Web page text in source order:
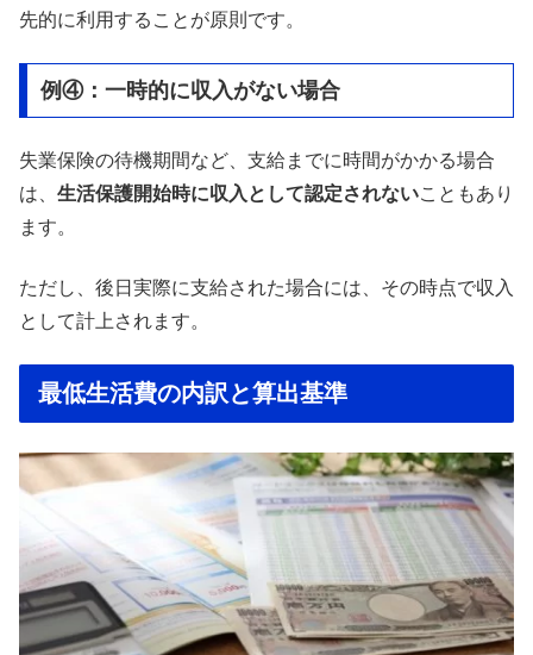
先的に利用することが原則です。
例④：一時的に収入がない場合
失業保険の待機期間など、支給までに時間がかかる場合
は、 生活保護開始時に収入として認定されないこともあり
ます。
ただし、後日実際に支給された場合には、その時点で収入
として計上されます。
最低生活費の内訳と算出基準